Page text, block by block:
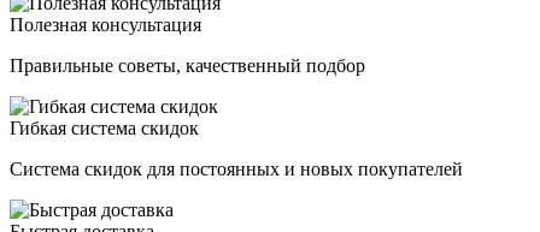
Полезная консультация
Правильные советы, качественный подбор
Гибкая система скидок
Система скидок для постоянных и новых покупателей